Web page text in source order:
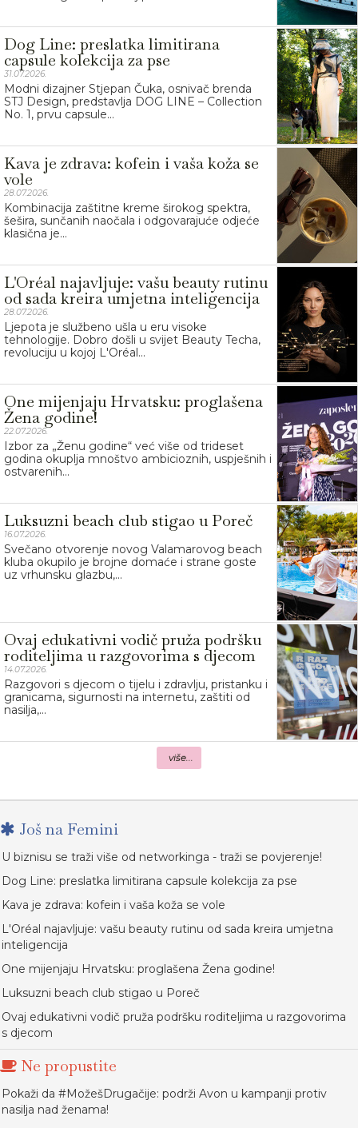
Dog Line: preslatka limitirana
capsule kolekcija za pse
31.07.2026.
Modni dizajner Stjepan Čuka, osnivač brenda
STJ Design, predstavlja DOG LINE – Collection
No. 1, prvu capsule...
Kava je zdrava: kofein i vaša koža se
vole
28.07.2026.
Kombinacija zaštitne kreme širokog spektra,
šešira, sunčanih naočala i odgovarajuće odjeće
klasična je...
L'Oréal najavljuje: vašu beauty rutinu
od sada kreira umjetna inteligencija
28.07.2026.
Ljepota je službeno ušla u eru visoke
tehnologije. Dobro došli u svijet Beauty Techa,
revoluciju u kojoj L'Oréal...
One mijenjaju Hrvatsku: proglašena
Žena godine!
22.07.2026.
Izbor za „Ženu godine“ već više od trideset
godina okuplja mnoštvo ambicioznih, uspješnih i
ostvarenih...
Luksuzni beach club stigao u Poreč
16.07.2026.
Svečano otvorenje novog Valamarovog beach
kluba okupilo je brojne domaće i strane goste
uz vrhunsku glazbu,...
Ovaj edukativni vodič pruža podršku
roditeljima u razgovorima s djecom
14.07.2026.
Razgovori s djecom o tijelu i zdravlju, pristanku i
granicama, sigurnosti na internetu, zaštiti od
nasilja,...
više...
Još na Femini
U biznisu se traži više od networkinga - traži se povjerenje!
Dog Line: preslatka limitirana capsule kolekcija za pse
Kava je zdrava: kofein i vaša koža se vole
L'Oréal najavljuje: vašu beauty rutinu od sada kreira umjetna
inteligencija
One mijenjaju Hrvatsku: proglašena Žena godine!
Luksuzni beach club stigao u Poreč
Ovaj edukativni vodič pruža podršku roditeljima u razgovorima
s djecom
Ne propustite
Pokaži da #MožešDrugačije: podrži Avon u kampanji protiv
nasilja nad ženama!